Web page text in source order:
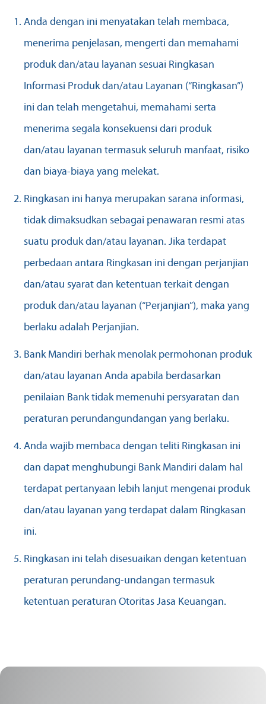
Anda dengan ini menyatakan telah membaca,
menerima penjelasan, mengerti dan memahami
produk dan/atau layanan sesuai Ringkasan
Informasi Produk dan/atau Layanan (“Ringkasan”)
ini dan telah mengetahui, memahami serta
menerima segala konsekuensi dari produk
dan/atau layanan termasuk seluruh manfaat, risiko
dan biaya-biaya yang melekat.
Ringkasan ini hanya merupakan sarana informasi,
tidak dimaksudkan sebagai penawaran resmi atas
suatu produk dan/atau layanan. Jika terdapat
perbedaan antara Ringkasan ini dengan perjanjian
dan/atau syarat dan ketentuan terkait dengan
produk dan/atau layanan (“Perjanjian”), maka yang
berlaku adalah Perjanjian.
Bank Mandiri berhak menolak permohonan produk
dan/atau layanan Anda apabila berdasarkan
penilaian Bank tidak memenuhi persyaratan dan
peraturan perundangundangan yang berlaku.
Anda wajib membaca dengan teliti Ringkasan ini
dan dapat menghubungi Bank Mandiri dalam hal
terdapat pertanyaan lebih lanjut mengenai produk
dan/atau layanan yang terdapat dalam Ringkasan
ini.
Ringkasan ini telah disesuaikan dengan ketentuan
peraturan perundang-undangan termasuk
ketentuan peraturan Otoritas Jasa Keuangan.